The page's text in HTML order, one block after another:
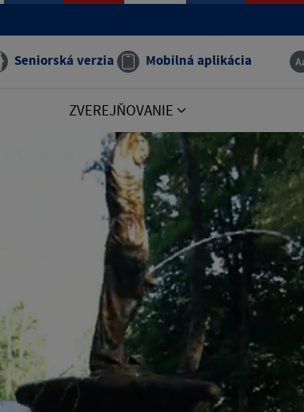
Seniorská verzia Mobilná aplikácia
ZVEREJŇOVANIE